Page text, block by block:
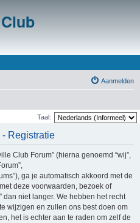
Aanmelden
Taal:
Registratie
Club Forum” (hierna genoemd “wij”,
ga je automatisch akkoord met de
deze voorwaarden, bezoek of
dan niet langer. We hebben het recht
wijzigen en zullen ons best doen om
het is echter aan te raden om zelf de